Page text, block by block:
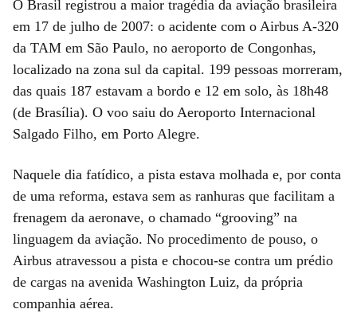
O Brasil registrou a maior tragédia da aviação brasileira
em 17 de julho de 2007: o acidente com o Airbus A-320
da TAM em São Paulo, no aeroporto de Congonhas,
localizado na zona sul da capital. 199 pessoas morreram,
das quais 187 estavam a bordo e 12 em solo, às 18h48
(de Brasília). O voo saiu do Aeroporto Internacional
Salgado Filho, em Porto Alegre.
Naquele dia fatídico, a pista estava molhada e, por conta
de uma reforma, estava sem as ranhuras que facilitam a
frenagem da aeronave, o chamado “grooving” na
linguagem da aviação. No procedimento de pouso, o
Airbus atravessou a pista e chocou-se contra um prédio
de cargas na avenida Washington Luiz, da própria
companhia aérea.